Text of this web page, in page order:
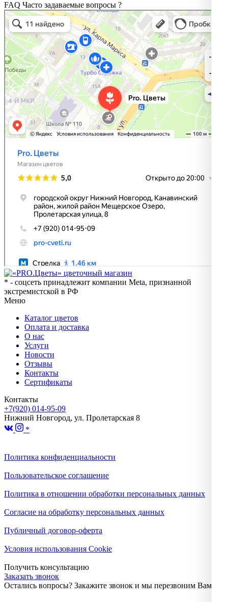
FAQ Часто задаваемые вопросы ?
Pro. Цветы
Магазин цветов в Нижнем Новгороде
Доставка цветов и букетов в Нижнем Новгороде
* - соцсеть принадлежит компании Meta, признанной
экстремистской в РФ
Меню
Каталог цветов
Оплата и доставка
О нас
Услуги
Новости
Отзывы
Контакты
Сертификаты
Контакты
+7(920) 014-95-09
Нижний Новгород, ул. Пролетарская 8
*
Политика конфиденциальности
Пользовательское соглашение
Политика в отношении обработки персональных данных
Согласие на обработку персональных данных
Публичный договор-оферта
Условия использования Cookie
Получить консультацию
Заказать звонок
Остались вопросы? Закажите звонок и мы перезвоним Вам.